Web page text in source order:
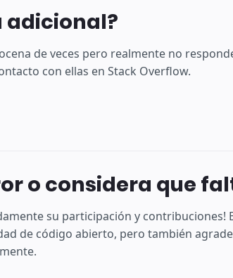
adicional?
de veces pero realmente no
con ellas en Stack Overflow.
o considera que
su participación y
de código abierto, pero también